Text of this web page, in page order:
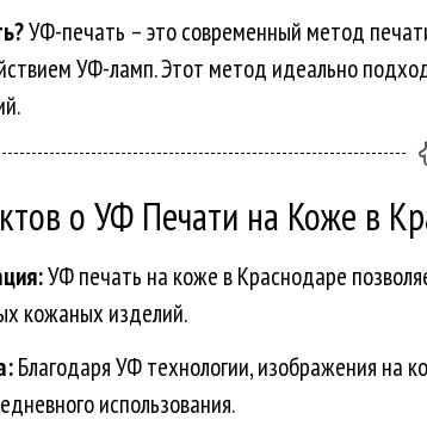
УФ-печать – это современный метод
УФ-ламп. Этот метод идеально
о УФ Печати на Коже в
УФ печать на коже в Краснодаре
кожаных изделий.
Благодаря УФ технологии, изображения на
использования.